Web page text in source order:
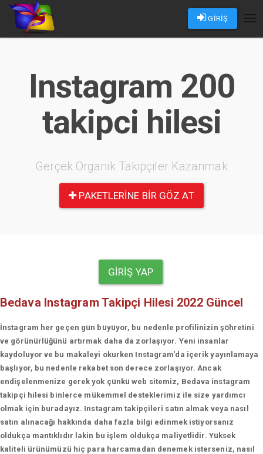
GİRİŞ
Instagram 200
takipci hilesi
Gerçek Organik Takipçiler Kazanmak
PAKETLERINE BIR GÖZ AT
GIRIŞ YAP
Bedava Instagram Takipçi Hilesi 2022 Güncel
İnstagram her geçen gün büyüyor, bu nedenle profilinizin şöhretini
ve görünürlüğünü artırmak daha da zorlaşıyor. Yeni insanlar
kaydoluyor ve bu makaleyi okurken Instagram'da içerik yayınlamaya
başlıyor, bu nedenle rekabet son derece zorlaşıyor. Ancak
endişelenmenize gerek yok çünkü web sitemiz, Bedava instagram
takipçi hilesi binlerce mükemmel desteklerimiz ile size yardımcı
olmak için buradayız. Instagram takipçileri satın almak veya nasıl
satın alınacağı hakkında daha fazla bilgi edinmek istiyorsanız
oldukça mantıklıdır lakin bu işlem oldukça maliyetlidir. Yüksek
kaliteli ürünümüzü hiç para harcamadan denemek isterseniz, nasıl